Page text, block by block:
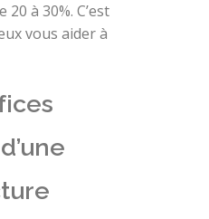
à 30%. C’est
vous aider à